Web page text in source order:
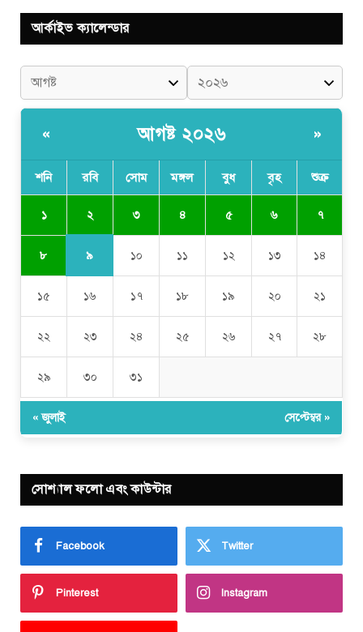
আর্কাইভ ক্যালেন্ডার
« আগষ্ট ২০২৬ »
শনি রবি সোম মঙ্গল বুধ বৃহ শুক্র
১ ২ ৩ ৪ ৫ ৬ ৭
৮ ৯ ১০ ১১ ১২ ১৩ ১৪
১৫ ১৬ ১৭ ১৮ ১৯ ২০ ২১
২২ ২৩ ২৪ ২৫ ২৬ ২৭ ২৮
২৯ ৩০ ৩১
« জুলাই সেপ্টেম্বর »
সোশ্যাল ফলো এবং কাউন্টার
Facebook Twitter
Pinterest Instagram